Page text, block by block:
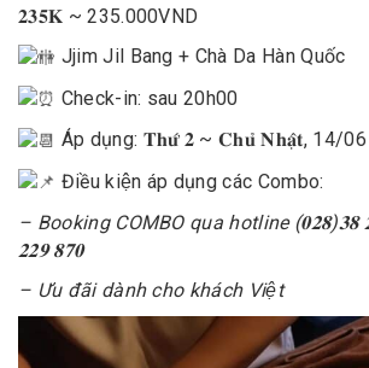
𝟐𝟑𝟓𝐊 ~ 235.000VND
Jjim Jil Bang + Chà Da Hàn Quốc
Check-in: sau 20h00
Áp dụng: 𝐓𝐡𝐮̛́ 𝟐 ~ 𝐂𝐡𝐮̉ 𝐍𝐡𝐚̣̂𝐭, 14/
Điều kiện áp dụng các Combo:
– Booking COMBO qua hotline (𝟎𝟐𝟖)𝟑𝟖
𝟐𝟐𝟗 𝟖𝟕𝟎
– Ưu đãi dành cho khách Việt